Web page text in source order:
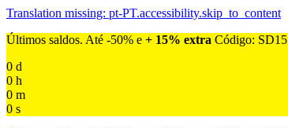
Translation missing: pt-PT.accessibility.skip_to_content
Últimos saldos. Até -50% e + 15% extra Código: SD15
0 d
0 h
0 m
0 s